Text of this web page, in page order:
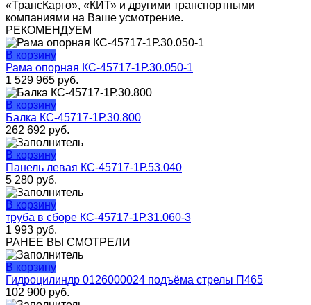
«ТрансКарго», «КИТ» и другими транспортными
компаниями на Ваше усмотрение.
РЕКОМЕНДУЕМ
В корзину
Рама опорная КС-45717-1Р.30.050-1
1 529 965 руб.
В корзину
Балка КС-45717-1Р.30.800
262 692 руб.
В корзину
Панель левая КС-45717-1Р.53.040
5 280 руб.
В корзину
труба в сборе КС-45717-1Р.31.060-3
1 993 руб.
РАНЕЕ ВЫ СМОТРЕЛИ
В корзину
Гидроцилиндр 0126000024 подъёма стрелы П465
102 900 руб.